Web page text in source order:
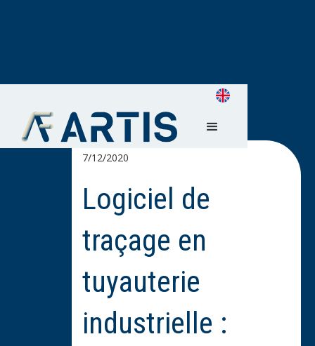
7/12/2020
Logiciel de
traçage en
tuyauterie
industrielle :